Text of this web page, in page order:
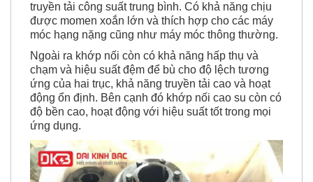
truyền tải công suất trung bình. Có khả năng chịu
được momen xoắn lớn và thích hợp cho các máy
móc hạng nặng cũng như máy móc thông thường.
Ngoài ra khớp nối còn có khả năng hấp thụ và
chạm và hiệu suất đệm để bù cho độ lệch tương
ứng của hai trục, khả năng truyền tải cao và hoạt
động ổn định. Bên cạnh đó khớp nối cao su còn có
độ bền cao, hoạt động với hiệu suất tốt trong mọi
ứng dụng.